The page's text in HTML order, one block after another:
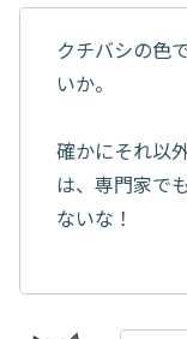
クチバシの色
いか。
確かにそれ以
は、専門家で
ないな！